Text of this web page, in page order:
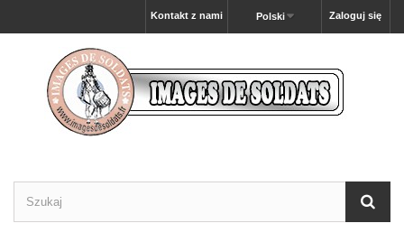
Zaloguj się
Polski
Kontakt z nami